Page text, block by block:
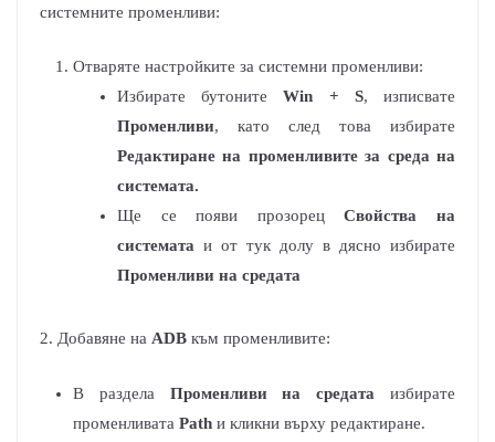
системните променливи:
Отваряте настройките за системни променливи:
Избирате бутонитеWin + S, изписвате
Променливи, като след това избирате
Редактиране на променливите за среда на
системата.
Ще се появи прозорецСвойства на
системата и от тук долу в дясно избирате
Променливи на средата
2. Добавяне на ADB към променливите:
В раздела Променливи на средатаизбирате
променливата Path и кликни върху редактиране.